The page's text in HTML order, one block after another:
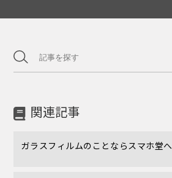
関連記事
ガラスフィルムのことならスマホ堂へ